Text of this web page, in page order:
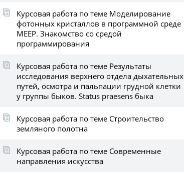
Курсовая работа по теме Моделирование
фотонных кристаллов в программной среде
MEEP. Знакомство со средой
программирования
Курсовая работа по теме Результаты
исследования верхнего отдела дыхательных
путей, осмотра и пальпации грудной клетки
у группы быков. Status praesens быка
Курсовая работа по теме Строительство
земляного полотна
Курсовая работа по теме Современные
направления искусства